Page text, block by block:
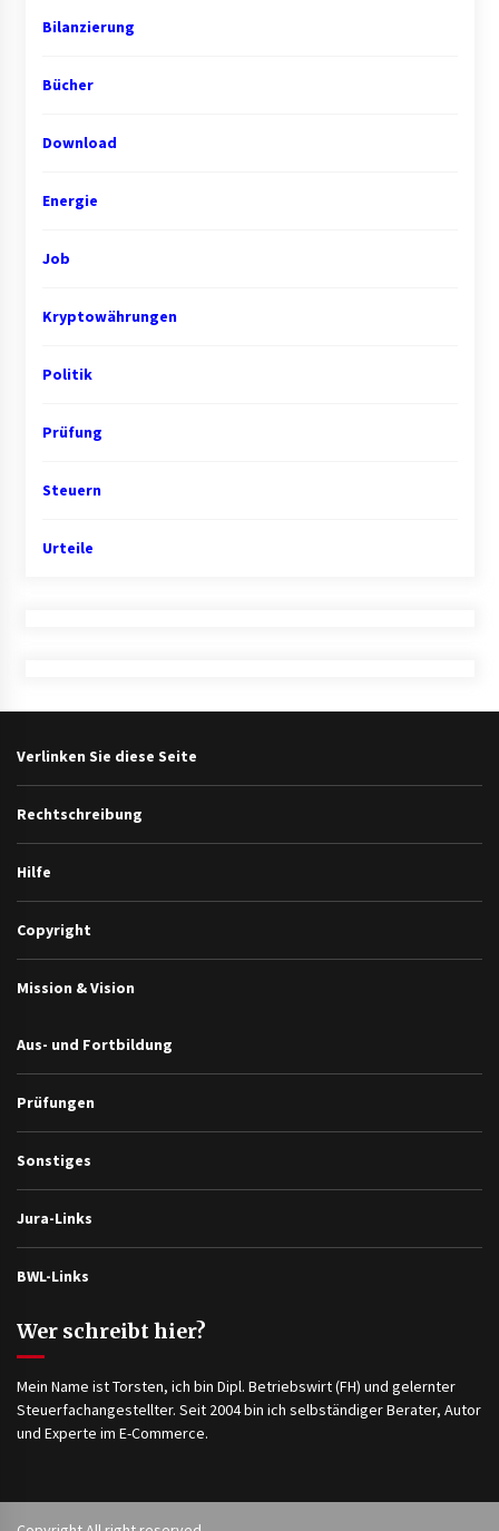
Bilanzierung
Bücher
Download
Energie
Job
Kryptowährungen
Politik
Prüfung
Steuern
Urteile
Verlinken Sie diese Seite
Rechtschreibung
Hilfe
Copyright
Mission & Vision
Aus- und Fortbildung
Prüfungen
Sonstiges
Jura-Links
BWL-Links
Wer schreibt hier?
Mein Name ist Torsten, ich bin Dipl. Betriebswirt (FH) und gelernter
Steuerfachangestellter. Seit 2004 bin ich selbständiger Berater, Autor
und Experte im E-Commerce.